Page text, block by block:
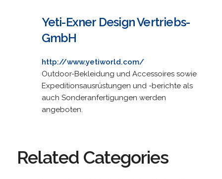
Yeti-Exner Design Vertriebs-
GmbH
http://www.yetiworld.com/
Outdoor-Bekleidung und Accessoires sowie
Expeditionsausrüstungen und -berichte als
auch Sonderanfertigungen werden
angeboten.
Related Categories